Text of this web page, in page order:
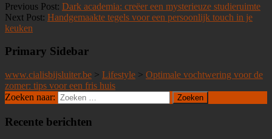
Previous Post: Dark academia: creëer een mysterieuze studieruimte
Next Post: Handgemaakte tegels voor een persoonlijk touch in je
keuken
Primary Sidebar
www.cialisbijsluiter.be > Lifestyle > Optimale vochtwering voor de
zomer: tips voor een fris huis
Zoeken naar:
Recente berichten